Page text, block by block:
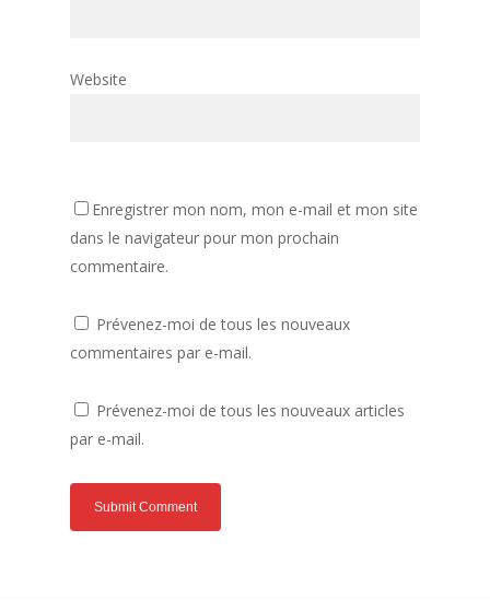
Website
Enregistrer mon nom, mon e-mail et mon site
dans le navigateur pour mon prochain
commentaire.
Prévenez-moi de tous les nouveaux
commentaires par e-mail.
Prévenez-moi de tous les nouveaux articles
par e-mail.